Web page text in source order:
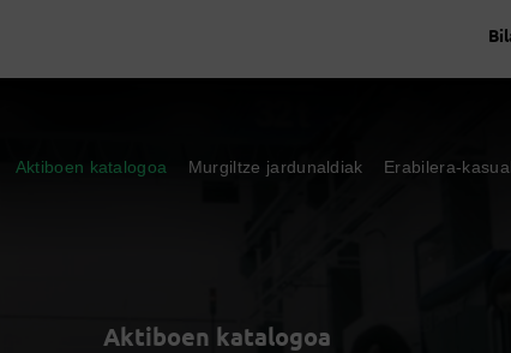
Aktiboen katalogoa Murgiltze jardunaldiak Erabilera-
Aktiboen katalogoa